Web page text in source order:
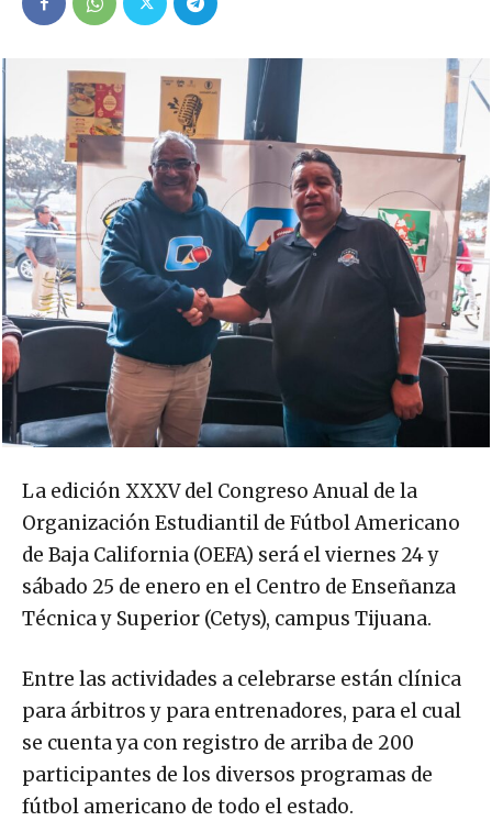
La edición XXXV del Congreso Anual de la
Organización Estudiantil de Fútbol Americano
de Baja California (OEFA) será el viernes 24 y
sábado 25 de enero en el Centro de Enseñanza
Técnica y Superior (Cetys), campus Tijuana.
Entre las actividades a celebrarse están clínica
para árbitros y para entrenadores, para el cual
se cuenta ya con registro de arriba de 200
participantes de los diversos programas de
fútbol americano de todo el estado.